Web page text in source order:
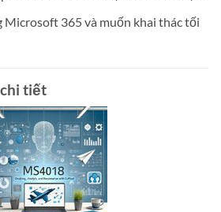
Microsoft 365 và muốn khai thác tối
tiết